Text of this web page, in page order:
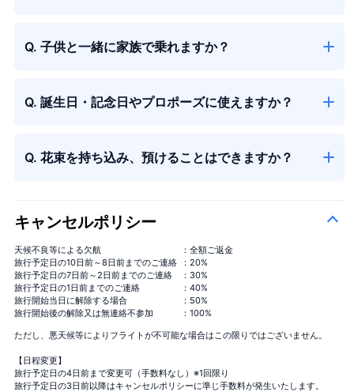
Q. 子供と一緒に家族で乗れますか？
Q. 誕生日・記念日やプロポーズに使えますか？
Q. 花束を持ち込み、預けることはできますか？
キャンセルポリシー
天候不良等による欠航
：全額ご返金
旅行予定日の10日前～8日前までのご連絡
：20%
旅行予定日の7日前～2日前までのご連絡
：30%
旅行予定日の1日前までのご連絡
：40%
旅行開始当日に解除する場合
：50%
旅行開始後の解除又は無連絡不参加
：100%
ただし、悪天候等によりフライトが不可能な場合はこの限りではございません。
【日程変更】
旅行予定日の4日前まで変更可（手数料なし）※1回限り
旅行予定日の3日前以降はキャンセルポリシーに準じ手数料が発生いたします。